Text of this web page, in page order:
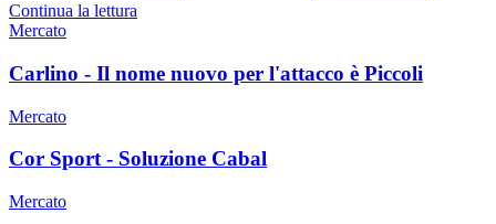
Continua la lettura
Mercato
Carlino - Il nome nuovo per l'attacco è Piccoli
Mercato
Cor Sport - Soluzione Cabal
Mercato